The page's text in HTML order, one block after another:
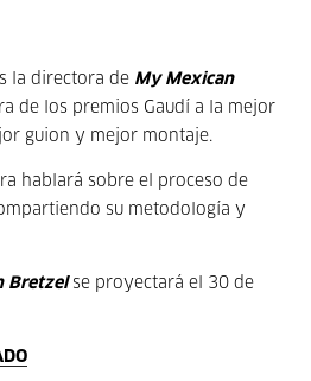
la directora de My Mexican
de los premios Gaudí a la mejor
guion y mejor montaje.
hablará sobre el proceso de
su metodología y
Bretzel se proyectará el 30 de